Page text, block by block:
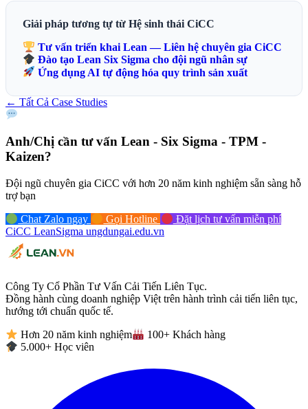
Giải pháp tương tự từ Hệ sinh thái CiCC
Tư vấn triển khai Lean — Liên hệ chuyên gia CiCC
Đào tạo Lean Six Sigma cho đội ngũ nhân sự
Ứng dụng AI tự động hóa quy trình sản xuất
← Tất Cả Case Studies
Anh/Chị cần tư vấn Lean - Six Sigma - TPM -
Kaizen?
Đội ngũ chuyên gia CiCC với hơn 20 năm kinh nghiệm sẵn sàng hỗ
trợ bạn
Chat Zalo ngay Gọi Hotline
Đặt lịch tư vấn miễn phí
CiCC LeanSigma ungdungai.edu.vn
Công Ty Cổ Phần Tư Vấn Cải Tiến Liên Tục.
Đồng hành cùng doanh nghiệp Việt trên hành trình cải tiến liên tục,
hướng tới chuẩn quốc tế.
Hơn 20 năm kinh nghiệm
100+ Khách hàng
5.000+ Học viên